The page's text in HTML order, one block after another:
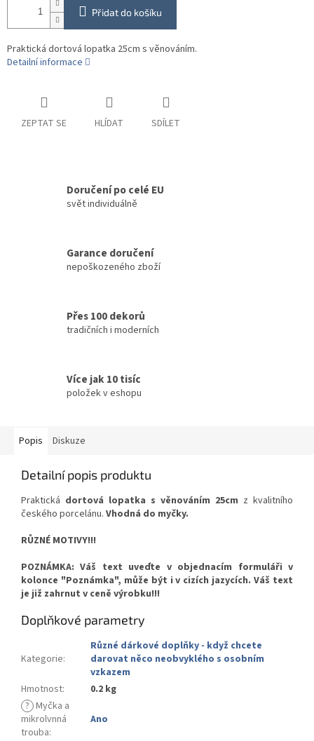
Přidat do košíku
Praktická dortová lopatka 25cm s věnováním.
Detailní informace
ZEPTAT SE HLÍDAT SDÍLET
Doručení po celé EU
svět individuálně
Garance doručení
nepoškozeného zboží
Přes 100 dekorů
tradičních i moderních
Více jak 10 tisíc
položek v eshopu
Popis Diskuze
Detailní popis produktu
Praktická dortová lopatka s věnováním 25cm z kvalitního
českého porcelánu. Vhodná do myčky.
RŮZNÉ MOTIVY!!!
POZNÁMKA: Váš text uveďte v objednacím formuláři v
kolonce "Poznámka", může být i v cizích jazycích. Váš text
je již zahrnut v ceně výrobku!!!
Doplňkové parametry
Kategorie:
Různé dárkové doplňky - když chcete
darovat něco neobvyklého s osobním
vzkazem
Hmotnost:
0.2 kg
? Myčka a
mikrolvnná
trouba:
Ano